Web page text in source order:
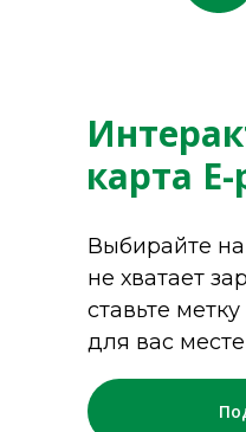
карта
Выбирайте на
не хватает
ставьте
для вас месте